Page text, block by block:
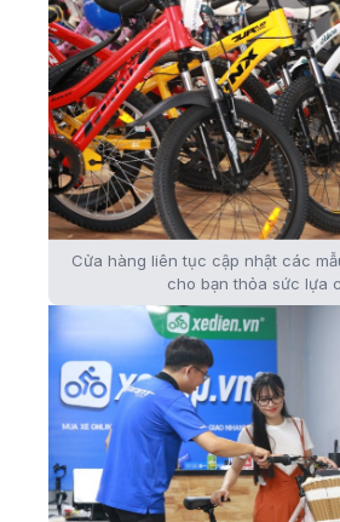
Cửa hàng liên tục cập nhật các
cho bạn thỏa sức lựa